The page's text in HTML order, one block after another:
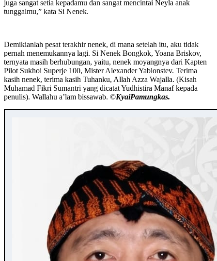
juga sangat setia kepadamu dan sangat mencintai Neyla anak
tunggalmu,” kata Si Nenek.
Demikianlah pesat terakhir nenek, di mana setelah itu, aku tidak
pernah menemukannya lagi. Si Nenek Bongkok, Yoana Briskov,
ternyata masih berhubungan, yaitu, nenek moyangnya dari Kapten
Pilot Sukhoi Superje 100, Mister Alexander Yablonstev. Terima
kasih nenek, terima kasih Tuhanku, Allah Azza Wajalla. (Kisah
Muhamad Fikri Sumantri yang dicatat Yudhistira Manaf kepada
penulis). Wallahu a’lam bissawab. ©️KyaiPamungkas.